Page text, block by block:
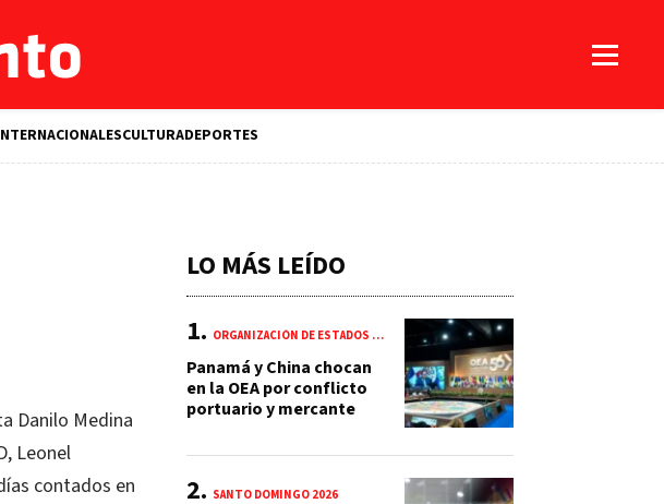
CULTURADEPORTES
Danilo Medina
Leonel
contados en
LO MÁS LEÍDO
ORGANIZACIÓN DE ESTADOS AMERICANOS (OEA)
Panamá y China chocan
en la OEA por conflicto
portuario y mercante
SANTO DOMINGO 2026